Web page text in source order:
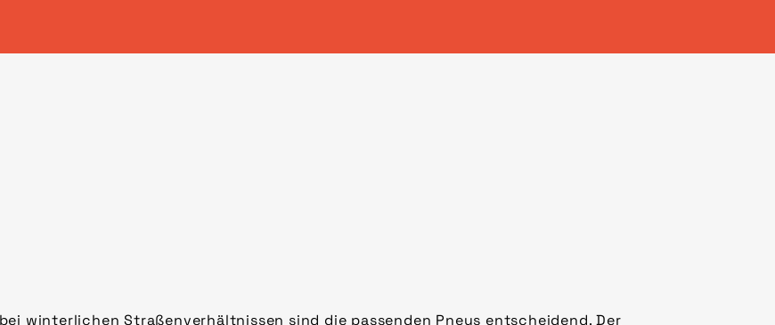
winterlichen Straßenverhältnissen sind die passenden Pneus entscheidend. Der